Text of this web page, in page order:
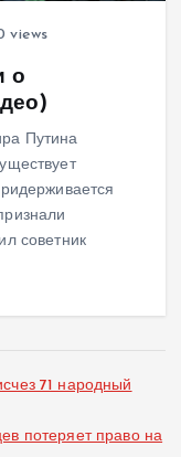
views
о
Путина
советник
71 народный
потеряет право на